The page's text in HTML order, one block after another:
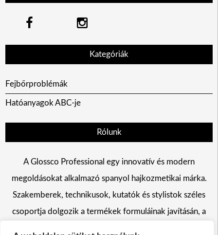
Kategóriák
Fejbőrproblémák
Hatóanyagok ABC-je
Rólunk
A Glossco Professional egy innovatív és modern
megoldásokat alkalmazó spanyol hajkozmetikai márka.
Szakemberek, technikusok, kutatók és stylistok széles
csoportja dolgozik a termékek formuláinak javításán, a